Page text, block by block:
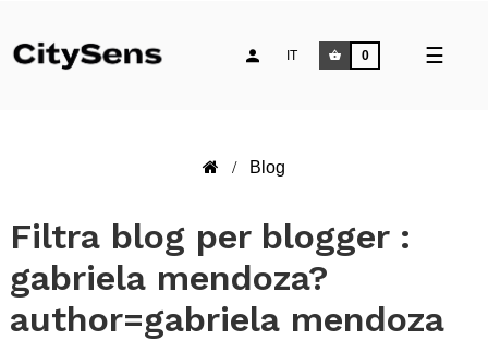
☰
IT 0
Blog
Filtra blog per blogger :
gabriela mendoza?
author=gabriela mendoza